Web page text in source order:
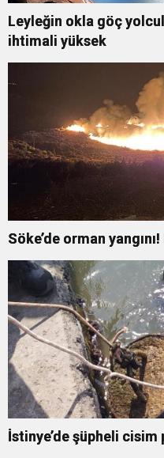
Leyleğin okla göç
ihtimali yüksek
Söke’de orman
İstinye’de şüpheli cisim